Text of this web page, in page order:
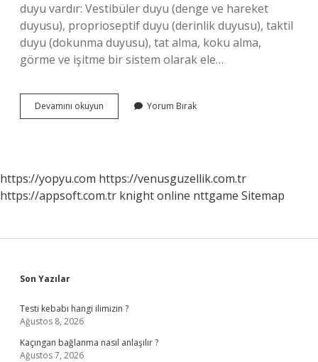
duyu vardır: Vestibüler duyu (denge ve hareket
duyusu), proprioseptif duyu (derinlik duyusu), taktil
duyu (dokunma duyusu), tat alma, koku alma,
görme ve işitme bir sistem olarak ele…
Devamını okuyun
Duyu
Yorum Bırak
https://yopyu.com https://venusguzellik.com.tr
https://appsoft.com.tr knight online nttgame Sitemap
Sidebar
Son Yazılar
Testi kebabı hangi ilimizin ?
Ağustos 8, 2026
Kaçıngan bağlanma nasıl anlaşılır ?
Ağustos 7, 2026